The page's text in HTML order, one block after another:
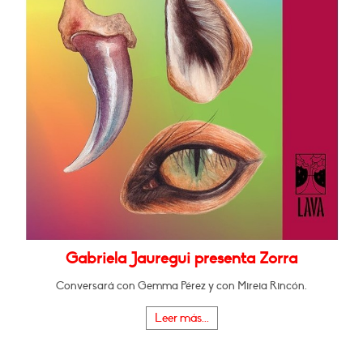
Gabriela Jauregui presenta Zorra
Conversará con Gemma Pérez y con Mireia Rincón.
Leer más...